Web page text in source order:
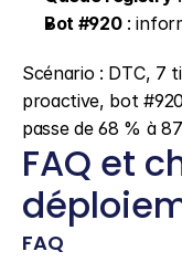
Bot #920 :
Scénario : DTC, 7
proactive, bot
passe de 68 % à
FAQ et
FAQ